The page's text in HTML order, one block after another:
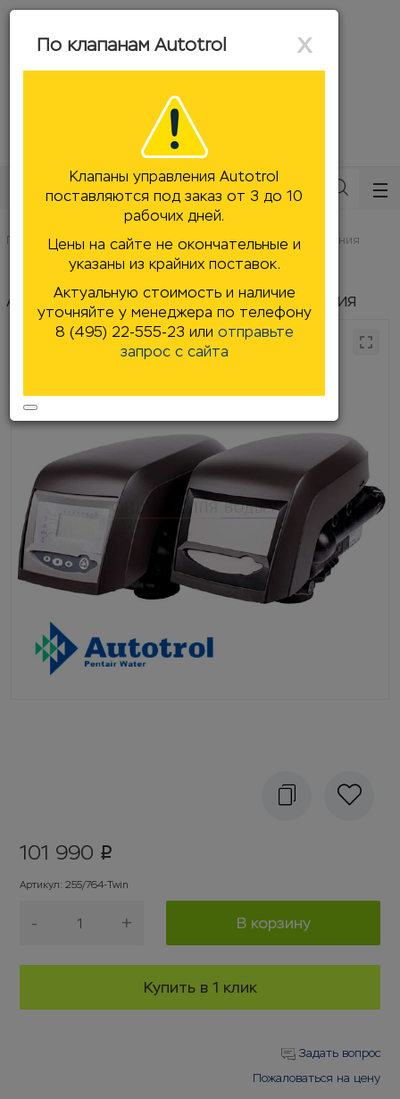
mail@filtersforwater.ru
8 (495) 22-555-23
Заказать звонок
Главная Комплектующие, запчасти
Клапаны управления
Клапаны управления Autotrol
Autotrol 255/764 Twin блок управления
101 990 p
Артикул: 255/764-Twin
- + В корзину
Купить в 1 клик
Задать вопрос
Пожаловаться на цену
xClose
По клапанам Autotrol
Клапаны управления Autotrol
поставляются под заказ от 3 до 10
рабочих дней.
Цены на сайте не окончательные и
указаны из крайних поставок.
Актуальную стоимость и наличие
уточняйте у менеджера по телефону
8 (495) 22-555-23 или отправьте
запрос с сайта